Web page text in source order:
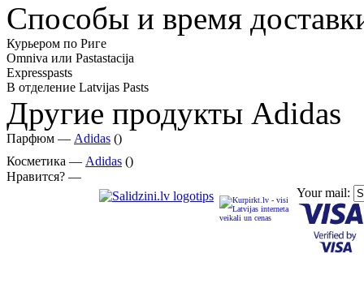
Способы и время
Курьером по Риге
Omniva или Pastastacija
Expresspasts
В отделение Latvijas Pasts
Другие продукты Adidas
Парфюм — Adidas ()
Косметика — Adidas ()
Нравится? —
Your mail: